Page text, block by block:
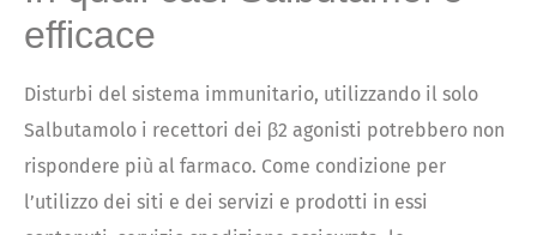
efficace
Disturbi del sistema immunitario, utilizzando il solo
Salbutamolo i recettori dei β2 agonisti potrebbero non
rispondere più al farmaco. Come condizione per
l’utilizzo dei siti e dei servizi e prodotti in essi